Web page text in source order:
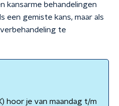
kansarme behandelingen
een gemiste kans, maar als
te
hoor je van maandag t/m